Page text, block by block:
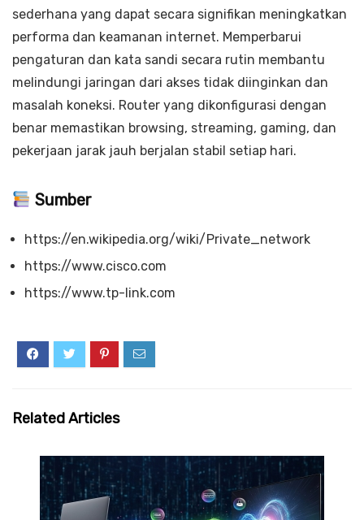
sederhana yang dapat secara signifikan meningkatkan
performa dan keamanan internet. Memperbarui
pengaturan dan kata sandi secara rutin membantu
melindungi jaringan dari akses tidak diinginkan dan
masalah koneksi. Router yang dikonfigurasi dengan
benar memastikan browsing, streaming, gaming, dan
pekerjaan jarak jauh berjalan stabil setiap hari.
Sumber
https://en.wikipedia.org/wiki/Private_network
https://www.cisco.com
https://www.tp-link.com
Related Articles